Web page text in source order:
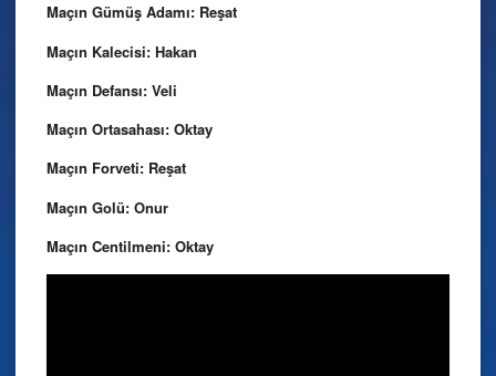
Maçın Gümüş Adamı: Reşat
Maçın Kalecisi: Hakan
Maçın Defansı: Veli
Maçın Ortasahası: Oktay
Maçın Forveti: Reşat
Maçın Golü: Onur
Maçın Centilmeni: Oktay